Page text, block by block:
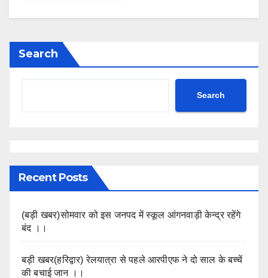
Search
Search
Recent Posts
(बड़ी खबर)सोमवार को इस जनपद में स्कूल आंगनवाड़ी केन्द्र रहेंगे
बंद ।।
बड़ी खबर(हरिद्वार) रेलयात्रा से पहले आरपीएफ ने दो साल के बच्चें
की बचाई जान ।।